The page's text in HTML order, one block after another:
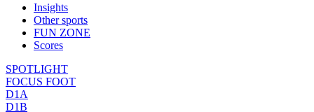
Insights
Other sports
FUN ZONE
Scores
SPOTLIGHT
FOCUS FOOT
D1A
D1B